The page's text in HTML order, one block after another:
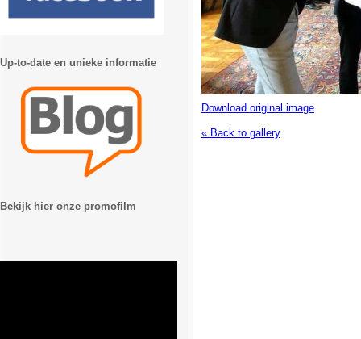
Download original image
« Back to gallery
Up-to-date en unieke informatie
Bekijk hier onze promofilm